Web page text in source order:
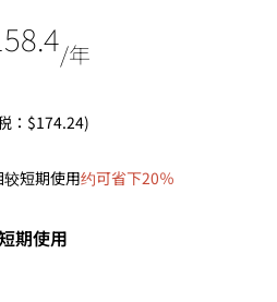
/年
：$174.24)
短期使用约可省下20％
期使用